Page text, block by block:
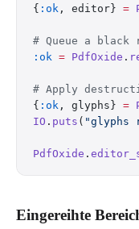
{ :ok , editor} =
# Queue a
:ok = PdfOxide .
# Apply
{ :ok , glyphs} =
IO . puts ( "glyphs
PdfOxide .
Eingereihte